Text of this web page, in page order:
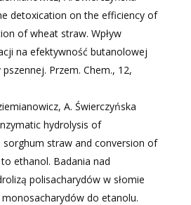
detoxication on the efficiency of
of wheat straw. Wpływ
na efektywność butanolowej
Przem. Chem., 12,
A. Świerczyńska
hydrolysis of
sorghum straw and conversion of
ethanol. Badania nad
polisacharydów w słomie
do etanolu.